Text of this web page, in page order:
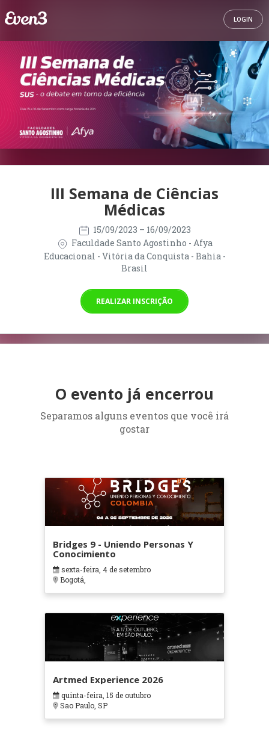
LOGIN
III Semana de Ciências
Médicas
15/09/2023 – 16/09/2023
Faculdade Santo Agostinho - Afya
Educacional - Vitória da Conquista - Bahia -
Brasil
REALIZAR INSCRIÇÃO
O evento já encerrou
Separamos alguns eventos que você irá
gostar
Bridges 9 - Uniendo Personas Y
Conocimiento
sexta-feira, 4 de setembro
Bogotá,
Artmed Experience 2026
quinta-feira, 15 de outubro
Sao Paulo, SP